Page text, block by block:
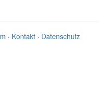
· Kontakt · Datenschutz